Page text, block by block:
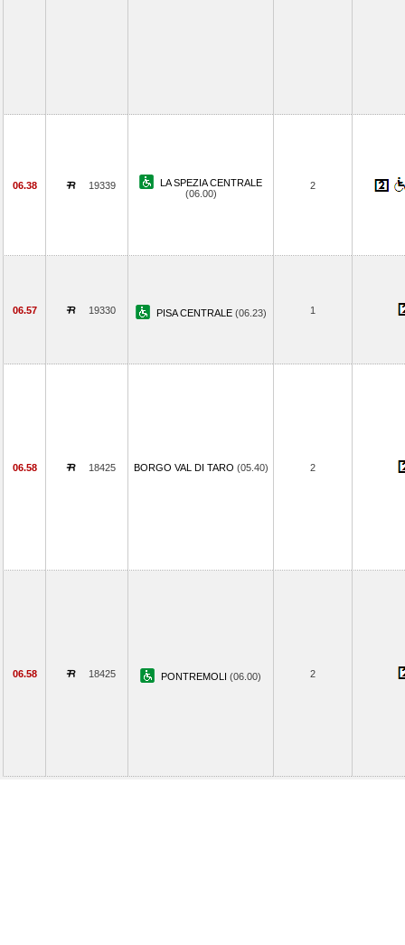
06.38 19339
LA SPEZIA CENTRALE
(06.00)
2
06.57 19330 PISA CENTRALE (06.23) 1
06.58 18425 BORGO VAL DI TARO (05.40) 2
06.58 18425 PONTREMOLI (06.00) 2